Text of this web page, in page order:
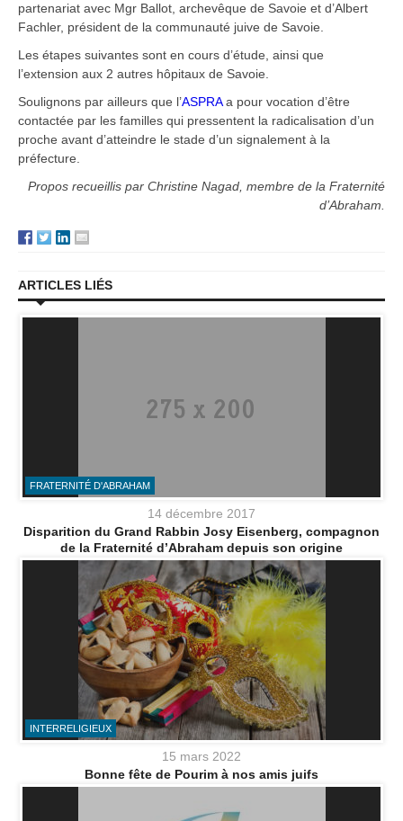
partenariat avec Mgr Ballot, archevêque de Savoie et d’Albert
Fachler, président de la communauté juive de Savoie.
Les étapes suivantes sont en cours d’étude, ainsi que
l’extension aux 2 autres hôpitaux de Savoie.
Soulignons par ailleurs que l’ASPRAa pour vocation d’être
contactée par les familles qui pressentent la radicalisation d’un
proche avant d’atteindre le stade d’un signalement à la
préfecture.
Propos recueillis par Christine Nagad, membre de la Fraternité
d’Abraham.
ARTICLES LIÉS
FRATERNITÉ D'ABRAHAM
14 décembre 2017
Disparition du Grand Rabbin Josy Eisenberg, compagnon
de la Fraternité d’Abraham depuis son origine
INTERRELIGIEUX
15 mars 2022
Bonne fête de Pourim à nos amis juifs